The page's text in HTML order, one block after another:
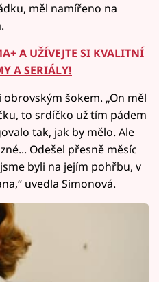
měl namířeno na
A UŽÍVEJTE SI KVALITNÍ
A SERIÁLY!
šokem. „On měl
to srdíčko už tím pádem
tak, jak by mělo. Ale
Odešel přesně měsíc
byli na jejím pohřbu, v
uvedla Simonová.